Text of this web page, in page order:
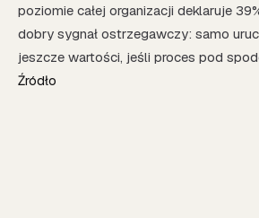
poziomie całej organizacji deklaruje
dobry sygnał ostrzegawczy: samo
jeszcze wartości, jeśli proces pod
Źródło